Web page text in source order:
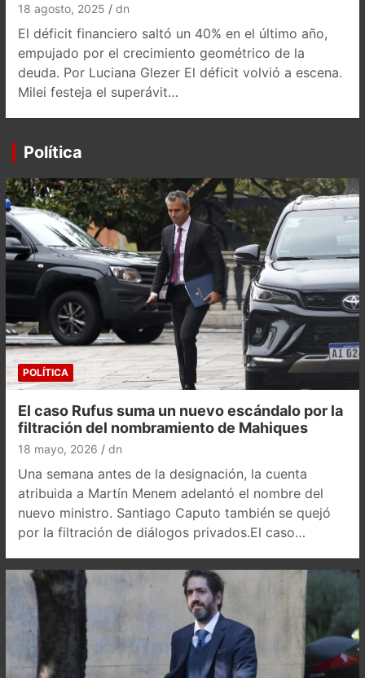
18 agosto, 2025 dn
El déficit financiero saltó un 40% en el último año,
empujado por el crecimiento geométrico de la
deuda. Por Luciana Glezer El déficit volvió a escena.
Milei festeja el superávit…
Política
POLÍTICA
El caso Rufus suma un nuevo escándalo por la
filtración del nombramiento de Mahiques
18 mayo, 2026 dn
Una semana antes de la designación, la cuenta
atribuida a Martín Menem adelantó el nombre del
nuevo ministro. Santiago Caputo también se quejó
por la filtración de diálogos privados.El caso…